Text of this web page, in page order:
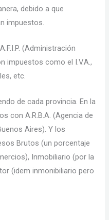
debido a que
impuestos.
(Administración
impuestos como el I.V.A.,
etc.
de cada provincia. En la
con A.R.B.A. (Agencia de
Aires). Y los
Brutos (un porcentaje
Inmobiliario (por la
(idem inmonibiliario pero